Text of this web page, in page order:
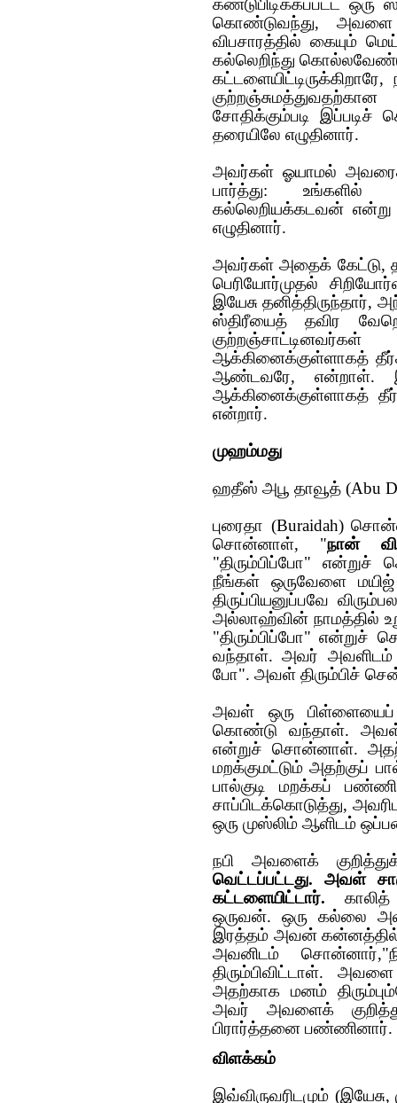
கண்டுபிடிக்கப்பட்ட ஒரு
கொண்டுவந்து, அவளை
விபசாரத்தில் கையும்
கல்லெறிந்து
சோதிக்கும்படி
தரையிலே எழுதினார்.
அவர்கள் ஓயாமல் அவரைக்
பார்த்து: உங்களில்
கல்லெறியக்கடவன் என்று
எழுதினார்.
அவர்கள் அதைக் கேட்டு,
பெரியோர்முதல்
இயேசு தனித்திருந்தார்,
ஸ்திரீயைத் தவிர
ஆக்கினைக்குள்ளாகத்
ஆண்டவரே, என்றாள்.
ஆக்கினைக்குள்ளாகத்
என்றார்.
முஹம்மது
ஹதீஸ் அபூ தாவூத் (Abu
புரைதா (Buraidah)
சொன்னாள், "நான்
"திரும்பிப்போ"
நீங்கள் ஒருவேளை மயிஜ்
திருப்பியனுப்பவே
அல்லாஹ்வின் நாமத்தில்
"திரும்பிப்போ" என்றுச்
வந்தாள். அவர் அவளிடம்
போ". அவள் திரும்பிச்
அவள் ஒரு
கொண்டு வந்தாள்.
என்றுச் சொன்னாள்.
மறக்குமட்டும்
பால்குடி மறக்கப்
சாப்பிடக்கொடுத்து,
ஒரு முஸ்லிம் ஆளிடம்
நபி அவளைக்
வெட்டப்பட்டது. அவள்
கட்டளையிட்டார்.
ஒருவன். ஒரு கல்லை
இரத்தம் அவன் கன்னத்தில்
அவனிடம்
திரும்பிவிட்டாள்.
அதற்காக மனம்
அவர் அவளைக்
பிரார்த்தனை
விளக்கம்
இவ்விருவரிடமும்